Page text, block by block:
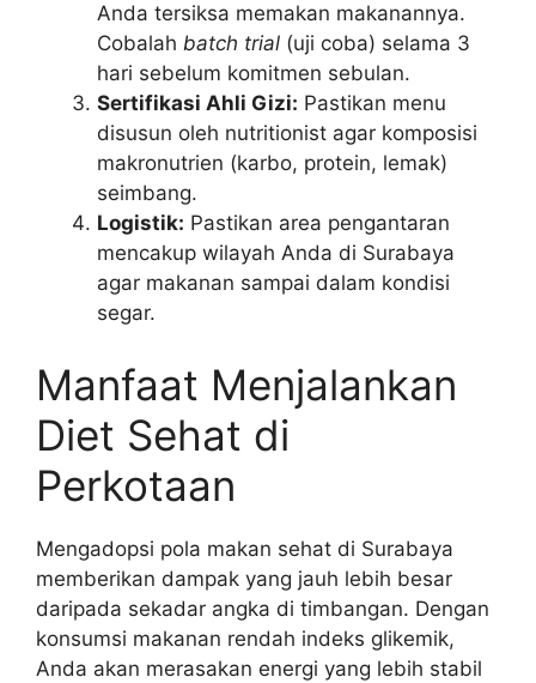
Anda tersiksa memakan makanannya.
Cobalah batch trial (uji coba) selama 3
hari sebelum komitmen sebulan.
Sertifikasi Ahli Gizi: Pastikan menu
disusun oleh nutritionist agar komposisi
makronutrien (karbo, protein, lemak)
seimbang.
Logistik: Pastikan area pengantaran
mencakup wilayah Anda di Surabaya
agar makanan sampai dalam kondisi
segar.
Manfaat Menjalankan
Diet Sehat di
Perkotaan
Mengadopsi pola makan sehat di Surabaya
memberikan dampak yang jauh lebih besar
daripada sekadar angka di timbangan. Dengan
konsumsi makanan rendah indeks glikemik,
Anda akan merasakan energi yang lebih stabil